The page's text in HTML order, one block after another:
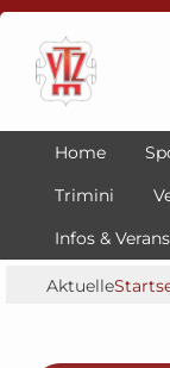
Home
Trimini
Infos &
Aktuelle